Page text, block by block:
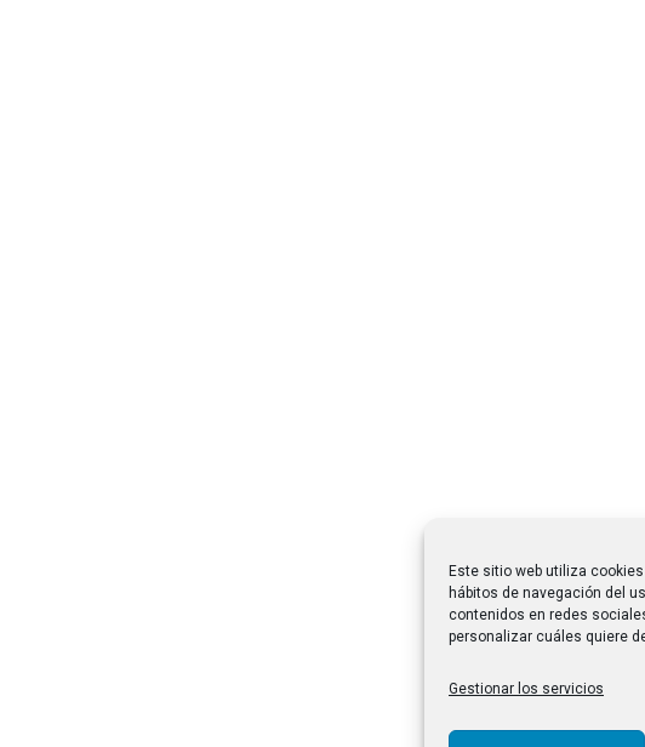
Este sitio web utiliza
hábitos de navegación del
contenidos en redes
personalizar cuáles quiere
Gestionar los servicios